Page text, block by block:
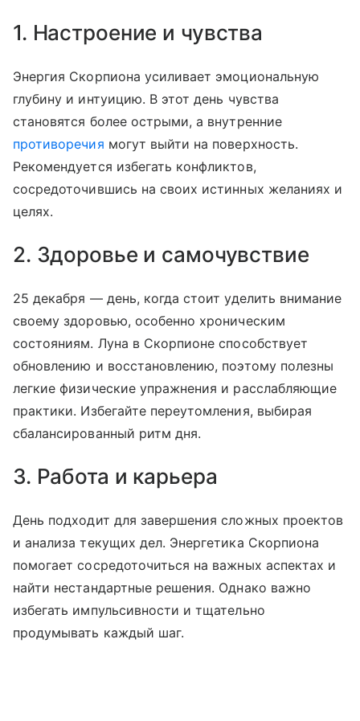
1. Настроение и чувства
Энергия Скорпиона усиливает эмоциональную
глубину и интуицию. В этот день чувства
становятся более острыми, а внутренние
противоречия могут выйти на поверхность.
Рекомендуется избегать конфликтов,
сосредоточившись на своих истинных желаниях и
целях.
2. Здоровье и самочувствие
25 декабря — день, когда стоит уделить внимание
своему здоровью, особенно хроническим
состояниям. Луна в Скорпионе способствует
обновлению и восстановлению, поэтому полезны
легкие физические упражнения и расслабляющие
практики. Избегайте переутомления, выбирая
сбалансированный ритм дня.
3. Работа и карьера
День подходит для завершения сложных проектов
и анализа текущих дел. Энергетика Скорпиона
помогает сосредоточиться на важных аспектах и
найти нестандартные решения. Однако важно
избегать импульсивности и тщательно
продумывать каждый шаг.